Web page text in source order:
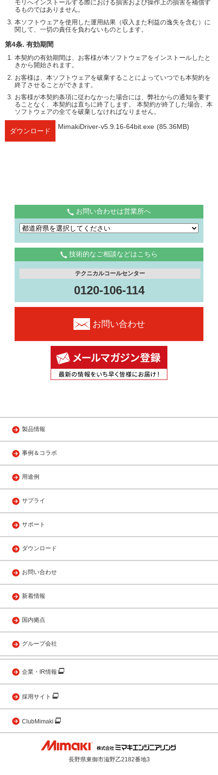
モリへインストールする際における損害および操作上の損害を補償す
るものではありません。
本ソフトウェアを使用した運用結果（収入また利益の逸失を含む）に
関して、一切の責任を負わないものとします。
第4条. 有効期間
本契約の有効期間は、お客様が本ソフトウェアをインストールしたと
きから開始されます。
お客様は、本ソフトウェアを破棄することによっていつでも本契約を
終了させることができます。
お客様が本契約条項に従わなかった場合には、弊社からの通知を要す
ることなく、本契約は直ちに終了します。 本契約が終了した場合、本
ソフトウェアの全てを破棄しなければなりません。
ダウンロード
MimakiDriver-v5.9.16-64bit.exe (85.36MB)
お問い合わせは営業所へ
技術的なご相談などはこちら
テクニカルコールセンター
0120-106-114
お問い合わせ
製品情報
事例＆コラボ
用途例
サプライ
サポート
ダウンロード
お問い合わせ
新着情報
国内拠点
グループ会社
企業・IR情報
採用サイト
ClubMimaki
長野県東御市滋野乙2182番地3